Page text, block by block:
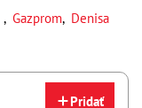
, Gazprom, Denisa
Pridať